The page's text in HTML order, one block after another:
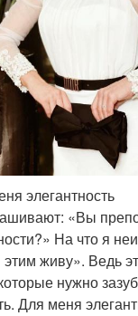
элегантность
«Вы
На что я
живу». Ведь
нужно
Для меня